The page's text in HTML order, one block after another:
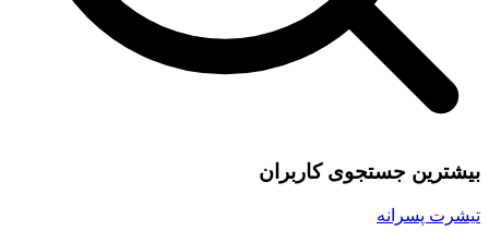
بیشترین جستجوی کاربران
تیشرت پسرانه